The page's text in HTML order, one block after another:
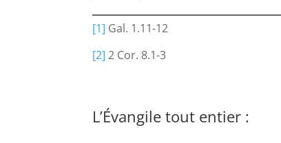
[1] Gal. 1.11-12
[2] 2 Cor. 8.1-3
L’Évangile tout entier :